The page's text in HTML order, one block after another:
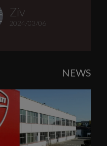
Ziv
2024/03/06
NEWS